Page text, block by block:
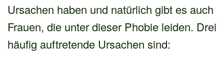
Ursachen haben und natürlich gibt es auch
Frauen, die unter dieser Phobie leiden. Drei
häufig auftretende Ursachen sind: